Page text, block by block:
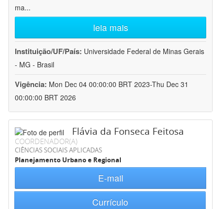
ma...
leia mais
Instituição/UF/País: Universidade Federal de Minas Gerais
- MG - Brasil
Vigência: Mon Dec 04 00:00:00 BRT 2023-Thu Dec 31
00:00:00 BRT 2026
Flávia da Fonseca Feitosa
COORDENADOR(A)
CIÊNCIAS SOCIAIS APLICADAS
Planejamento Urbano e Regional
E-mail
Currículo